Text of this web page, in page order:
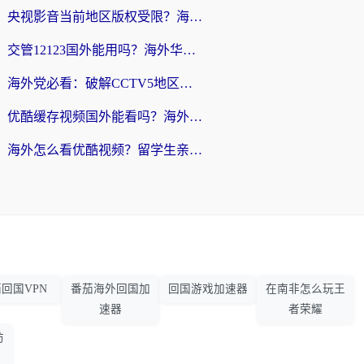
央视影音当前地区版权受限？海外党追剧看片的终极解决方案来了
交管12123国外能用吗？海外华人亲测有效的回国加速器选择指南
海外党必看：破解CCTV5地区限制，这样看欧洲杯奥运直播才够爽！
优酷缓存视频国外能看吗？海外党追剧看片的终极解决方案来了
海外怎么看优酷视频？留学生亲测有效的回国加速器选择指南
国VPN
番茄海外回国加
速器
回国游戏加速器
在南非怎么玩王
者荣耀